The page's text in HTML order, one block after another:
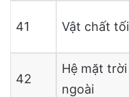
41 Vật chất tối
42
Hệ mặt trời
ngoài